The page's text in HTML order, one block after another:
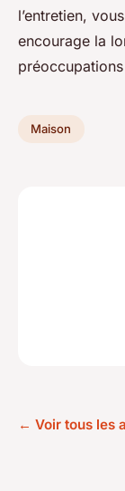
l’entretien,
encourage la
Maison
← Voir tous les